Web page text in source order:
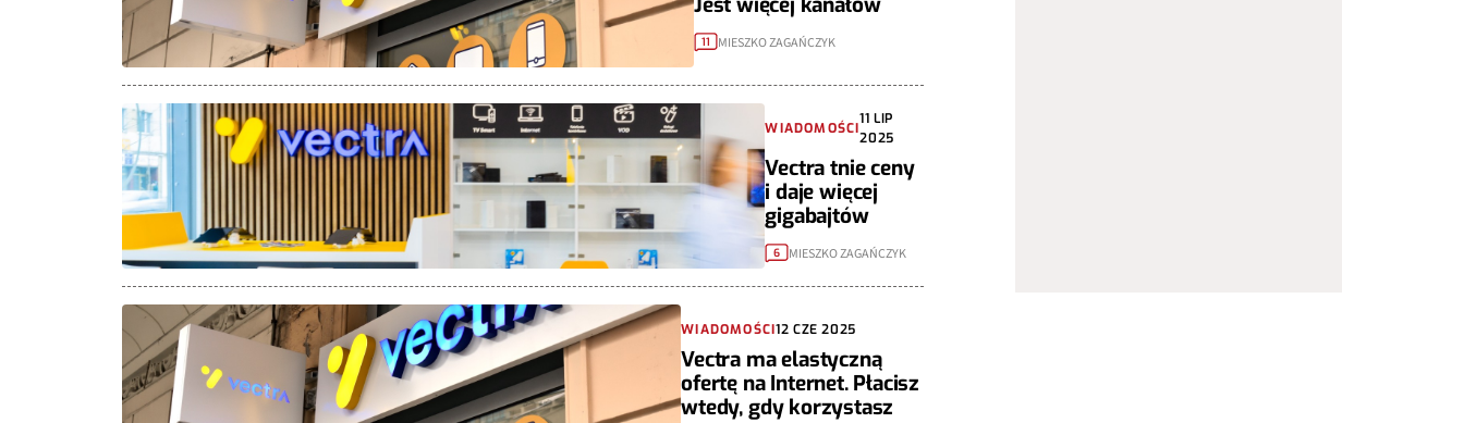
11 MIESZKO ZAGAŃCZYK
WIADOMOŚCI
11 LIP
2025
Vectra tnie ceny
i daje więcej
gigabajtów
6 MIESZKO ZAGAŃCZYK
WIADOMOŚCI12 CZE 2025
Vectra ma elastyczną
ofertę na Internet. Płacisz
wtedy, gdy korzystasz